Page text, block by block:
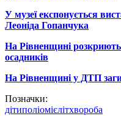
У музеї експонується
Леоніда Гопанчука
На Рівненщині
осадників
На Рівненщині у ДТП
Позначки:
дітиполіомієлітхвороба